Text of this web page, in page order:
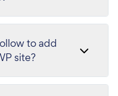
to add
site?